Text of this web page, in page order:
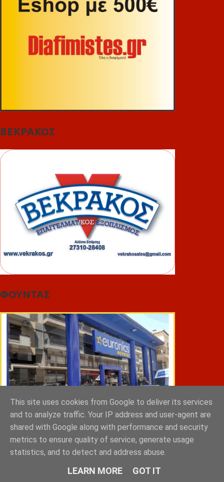
ΒΕΚΡΑΚΟΣ
ΦΟΥΝΤΑΣ
ΣΠΥΡΑΚΗΣ ΠΑΝΑΓΙΩΤΗΣ & YIOI ΣΠΑΡΤΗ
This site uses cookies from Google to deliver its services
and to analyze traffic. Your IP address and user-agent are
shared with Google along with performance and security
metrics to ensure quality of service, generate usage
statistics, and to detect and address abuse.
LEARN MORE GOT IT